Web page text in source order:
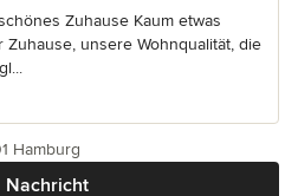
Zuhause Kaum etwas
unsere Wohnqualität, die
Nachricht
Hamburg